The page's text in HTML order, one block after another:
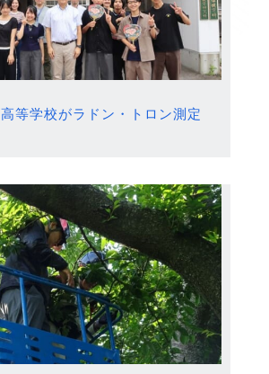
等学校がラドン・トロン測定